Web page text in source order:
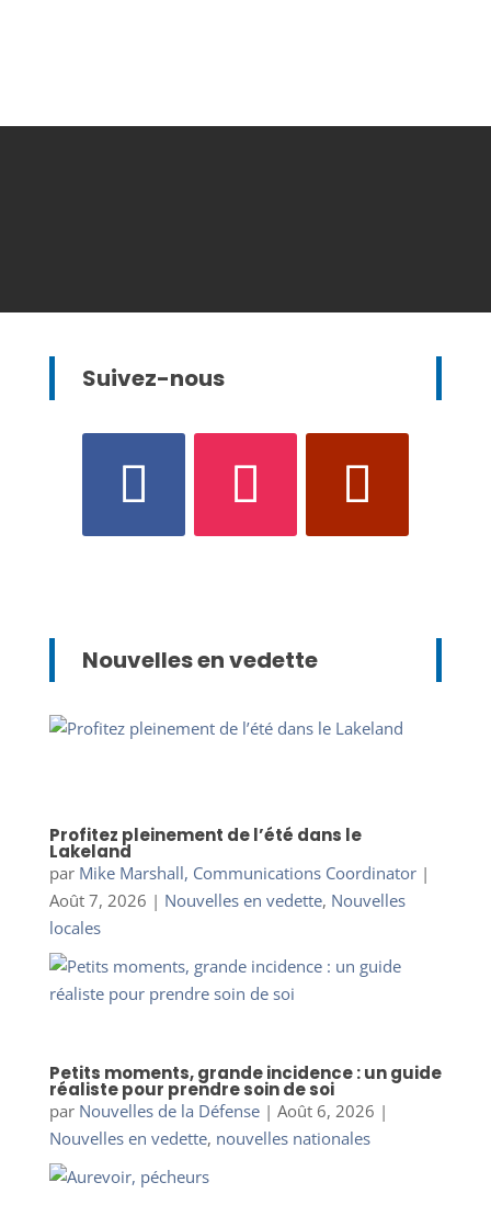
Suivez-nous
Nouvelles en vedette
Profitez pleinement de l’été dans le
Lakeland
par Mike Marshall, Communications Coordinator|
Août 7, 2026 | Nouvelles en vedette, Nouvelles
locales
Petits moments, grande incidence : un guide
réaliste pour prendre soin de soi
par Nouvelles de la Défense| Août 6, 2026 |
Nouvelles en vedette, nouvelles nationales